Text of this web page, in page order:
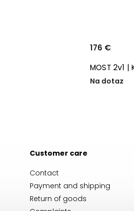
MOST 2v1 |
Na dotaz
176 €
Customer care
Contact
Payment and shipping
Return of goods